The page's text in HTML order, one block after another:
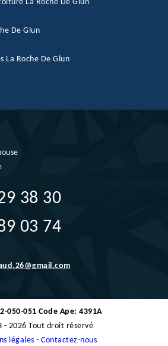
La Roche De Glun
De Glun
La Roche De Glun
38 30
03 74
050-051 Code Ape: 4391A
- 2026 Tout droit réservé
légales -Contactez-nous